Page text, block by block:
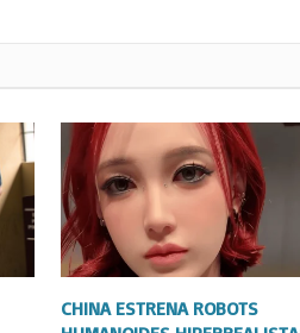
CHINA ESTRENA ROBOTS